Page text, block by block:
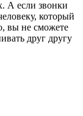
А если звонки
который
вы не сможете
друг другу